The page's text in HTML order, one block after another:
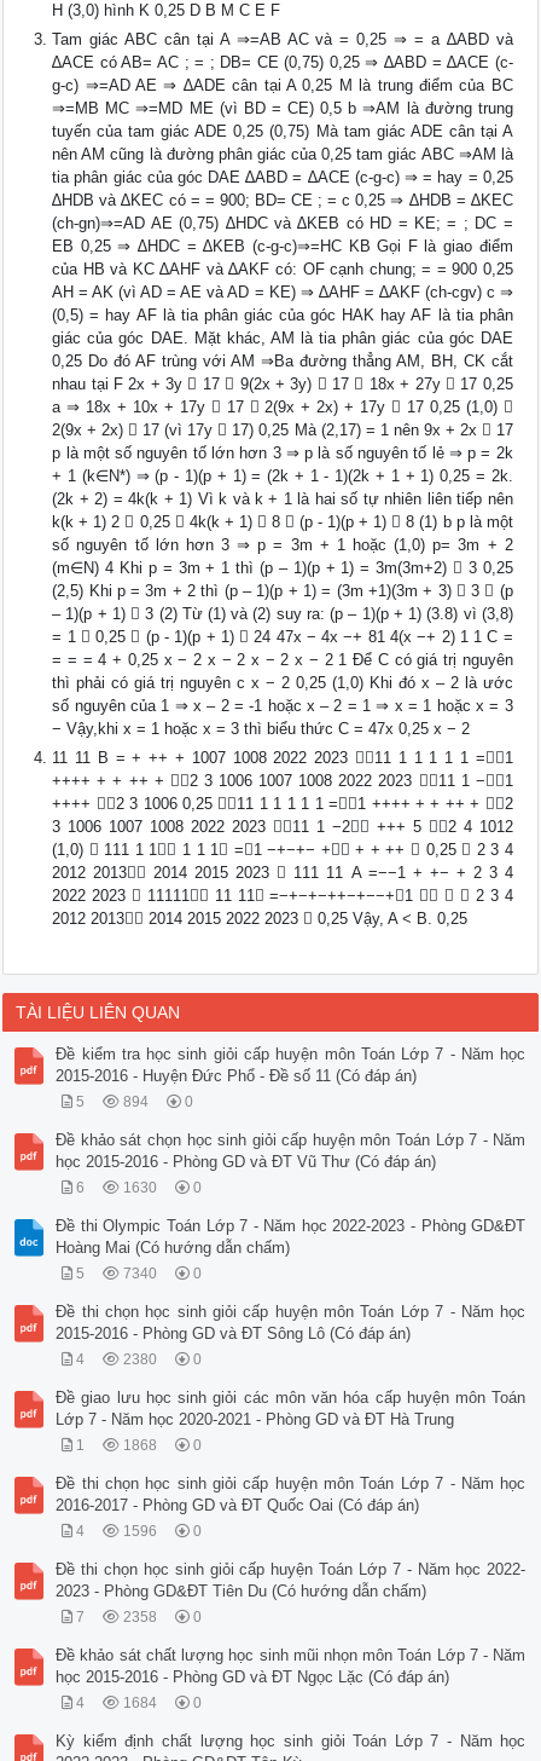
H (3,0) hình K 0,25 D B M C E F
Tam giác ABC cân tại A ⇒=AB AC và = 0,25 ⇒ = a ∆ABD và
∆ACE có AB= AC ; = ; DB= CE (0,75) 0,25 ⇒ ∆ABD = ∆ACE (c-
g-c) ⇒=AD AE ⇒ ∆ADE cân tại A 0,25 M là trung điểm của BC
⇒=MB MC ⇒=MD ME (vì BD = CE) 0,5 b ⇒AM là đường trung
tuyến của tam giác ADE 0,25 (0,75) Mà tam giác ADE cân tại A
nên AM cũng là đường phân giác của 0,25 tam giác ABC ⇒AM là
tia phân giác của góc DAE ∆ABD = ∆ACE (c-g-c) ⇒ = hay = 0,25
∆HDB và ∆KEC có = = 900; BD= CE ; = c 0,25 ⇒ ∆HDB = ∆KEC
(ch-gn)⇒=AD AE (0,75) ∆HDC và ∆KEB có HD = KE; = ; DC =
EB 0,25 ⇒ ∆HDC = ∆KEB (c-g-c)⇒=HC KB Gọi F là giao điểm
của HB và KC ∆AHF và ∆AKF có: OF cạnh chung; = = 900 0,25
AH = AK (vì AD = AE và AD = KE) ⇒ ∆AHF = ∆AKF (ch-cgv) c ⇒
(0,5) = hay AF là tia phân giác của góc HAK hay AF là tia phân
giác của góc DAE. Mặt khác, AM là tia phân giác của góc DAE
0,25 Do đó AF trùng với AM ⇒Ba đường thẳng AM, BH, CK cắt
nhau tại F 2x + 3y  17 ⇒ 9(2x + 3y)  17 ⇒ 18x + 27y  17 0,25
a ⇒ 18x + 10x + 17y  17 ⇒ 2(9x + 2x) + 17y  17 0,25 (1,0) ⇒
2(9x + 2x)  17 (vì 17y  17) 0,25 Mà (2,17) = 1 nên 9x + 2x  17
p là một số nguyên tố lớn hơn 3 ⇒ p là số nguyên tố lẻ ⇒ p = 2k
+ 1 (k∈N*) ⇒ (p - 1)(p + 1) = (2k + 1 - 1)(2k + 1 + 1) 0,25 = 2k.
(2k + 2) = 4k(k + 1) Vì k và k + 1 là hai số tự nhiên liên tiếp nên
k(k + 1) 2  0,25 ⇒ 4k(k + 1)  8 ⇒ (p - 1)(p + 1)  8 (1) b p là một
số nguyên tố lớn hơn 3 ⇒ p = 3m + 1 hoặc (1,0) p= 3m + 2
(m∈N) 4 Khi p = 3m + 1 thì (p – 1)(p + 1) = 3m(3m+2)  3 0,25
(2,5) Khi p = 3m + 2 thì (p – 1)(p + 1) = (3m +1)(3m + 3)  3 ⇒ (p
– 1)(p + 1)  3 (2) Từ (1) và (2) suy ra: (p – 1)(p + 1) (3.8) vì (3,8)
= 1  0,25 ⇒ (p - 1)(p + 1)  24 47x − 4x −+ 81 4(x −+ 2) 1 1 C =
= = = 4 + 0,25 x − 2 x − 2 x − 2 x − 2 1 Để C có giá trị nguyên
thì phải có giá trị nguyên c x − 2 0,25 (1,0) Khi đó x – 2 là ước
số nguyên của 1 ⇒ x – 2 = -1 hoặc x – 2 = 1 ⇒ x = 1 hoặc x = 3
− Vậy,khi x = 1 hoặc x = 3 thì biểu thức C = 47x 0,25 x − 2
11 11 B = + ++ + 1007 1008 2022 2023 11 1 1 1 1 1 =1
++++ + + ++ + 2 3 1006 1007 1008 2022 2023 11 1 −1
++++ 2 3 1006 0,25 11 1 1 1 1 1 =1 ++++ + + ++ + 2
3 1006 1007 1008 2022 2023 11 1 −2 +++ 5 2 4 1012
(1,0)  111 1 1 1 1 1 =1 −+−+− + + + ++  0,25  2 3 4
2012 2013 2014 2015 2023  111 11 A =−−1 + +− + 2 3 4
2022 2023  11111 11 11 =−+−+−++−+−−+1    2 3 4
2012 2013 2014 2015 2022 2023  0,25 Vậy, A < B. 0,25
TÀI LIỆU LIÊN QUAN
Đề kiểm tra học sinh giỏi cấp huyện môn Toán Lớp 7 - Năm học
2015-2016 - Huyện Đức Phổ - Đề số 11 (Có đáp án)
5 894 0
Đề khảo sát chọn học sinh giỏi cấp huyện môn Toán Lớp 7 - Năm
học 2015-2016 - Phòng GD và ĐT Vũ Thư (Có đáp án)
6 1630 0
Đề thi Olympic Toán Lớp 7 - Năm học 2022-2023 - Phòng GD&ĐT
Hoàng Mai (Có hướng dẫn chấm)
5 7340 0
Đề thi chọn học sinh giỏi cấp huyện môn Toán Lớp 7 - Năm học
2015-2016 - Phòng GD và ĐT Sông Lô (Có đáp án)
4 2380 0
Đề giao lưu học sinh giỏi các môn văn hóa cấp huyện môn Toán
Lớp 7 - Năm học 2020-2021 - Phòng GD và ĐT Hà Trung
1 1868 0
Đề thi chọn học sinh giỏi cấp huyện môn Toán Lớp 7 - Năm học
2016-2017 - Phòng GD và ĐT Quốc Oai (Có đáp án)
4 1596 0
Đề thi chọn học sinh giỏi cấp huyện Toán Lớp 7 - Năm học 2022-
2023 - Phòng GD&ĐT Tiên Du (Có hướng dẫn chấm)
7 2358 0
Đề khảo sát chất lượng học sinh mũi nhọn môn Toán Lớp 7 - Năm
học 2015-2016 - Phòng GD và ĐT Ngọc Lặc (Có đáp án)
4 1684 0
Kỳ kiểm định chất lượng học sinh giỏi Toán Lớp 7 - Năm học